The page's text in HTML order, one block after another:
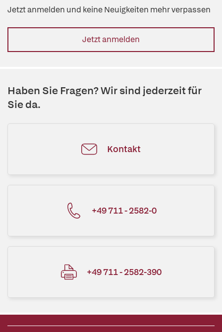
Jetzt anmelden und keine Neuigkeiten mehr verpassen
Jetzt anmelden
Haben Sie Fragen? Wir sind jederzeit für
Sie da.
Kontakt
+49 711 - 2582-0
+49 711 - 2582-390